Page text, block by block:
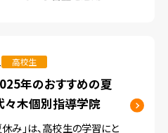
トやデメリット、費用（月謝）
高校生
年のおすすめの夏
々木個別指導学院
み」は、高校生の学習にと